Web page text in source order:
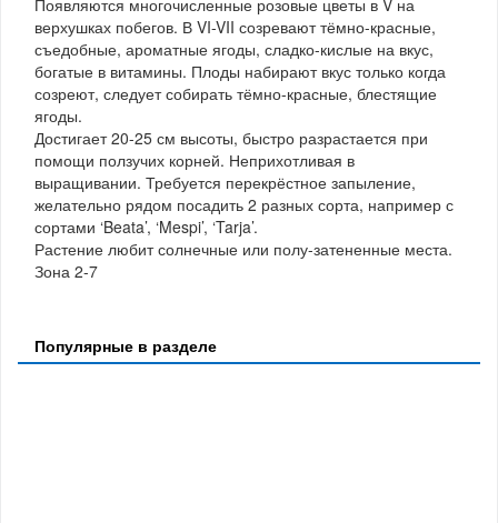
верхушках побегов. В VI-VII созревают тёмно-красные,
съедобные, ароматные ягоды, сладко-кислые на вкус,
богатые в витамины. Плоды набирают вкус только когда
созреют, следует собирать тёмно-красные, блестящие
ягоды.
Достигает 20-25 см высоты, быстро разрастается при
помощи ползучих корней. Неприхотливая в
выращивании. Требуется перекрёстное запыление,
желательно рядом посадить 2 разных сорта, например с
сортами ‘Beata’, ‘Mespi’, ‘Tarja’.
Растение любит солнечные или полу-затененные места.
Зона 2-7
Популярные в разделе